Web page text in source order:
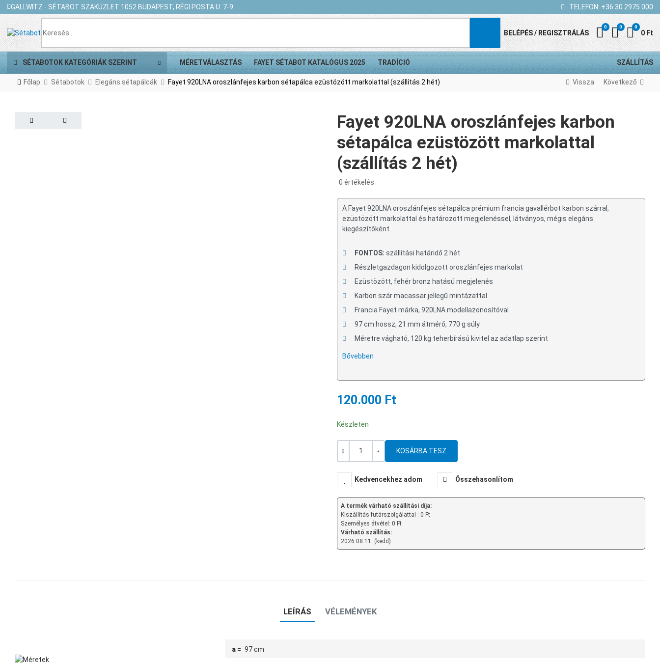
GALLWITZ - SÉTABOT SZAKÜZLET:1052 BUDAPEST, RÉGI POSTA U. 7-9. TELEFON: +36 30 2975 000
BELÉPÉS / REGISZTRÁLÁS Kedvenc
0 0 Kosár
0
0 Ft
SÉTABOTOK KATEGÓRIÁK SZERINT MÉRETVÁLASZTÁS FAYET SÉTABOT KATALÓGUS 2025 TRADÍCIÓ SZÁLLÍTÁS
Főlap Sétabotok Elegáns sétapálcák Fayet 920LNA oroszlánfejes karbon sétapálca ezüstözött markolattal (szállítás 2 hét) Vissza Következő
Fayet 920LNA oroszlánfejes karbon
sétapálca ezüstözött markolattal
(szállítás 2 hét)
0 értékelés
A Fayet 920LNA oroszlánfejes sétapálca prémium francia gavallérbot karbon szárral,
ezüstözött markolattal és határozott megjelenéssel, látványos, mégis elegáns
kiegészítőként.
FONTOS: szállítási határidő 2 hét
Részletgazdagon kidolgozott oroszlánfejes markolat
Ezüstözött, fehér bronz hatású megjelenés
Karbon szár macassar jellegű mintázattal
Francia Fayet márka, 920LNA modellazonosítóval
97 cm hossz, 21 mm átmérő, 770 g súly
Méretre vágható, 120 kg teherbírású kivitel az adatlap szerint
Bővebben
120.000 Ft
Készleten
Mennyiség
Kedvencekhez adom Összehasonlítom
A termék várható szállítási díja:
Kiszállítás futárszolgálattal : 0 Ft
Személyes átvétel: 0 Ft
Várható szállítás:
2026.08.11. (kedd)
LEÍRÁS VÉLEMÉNYEK
a = 97 cm